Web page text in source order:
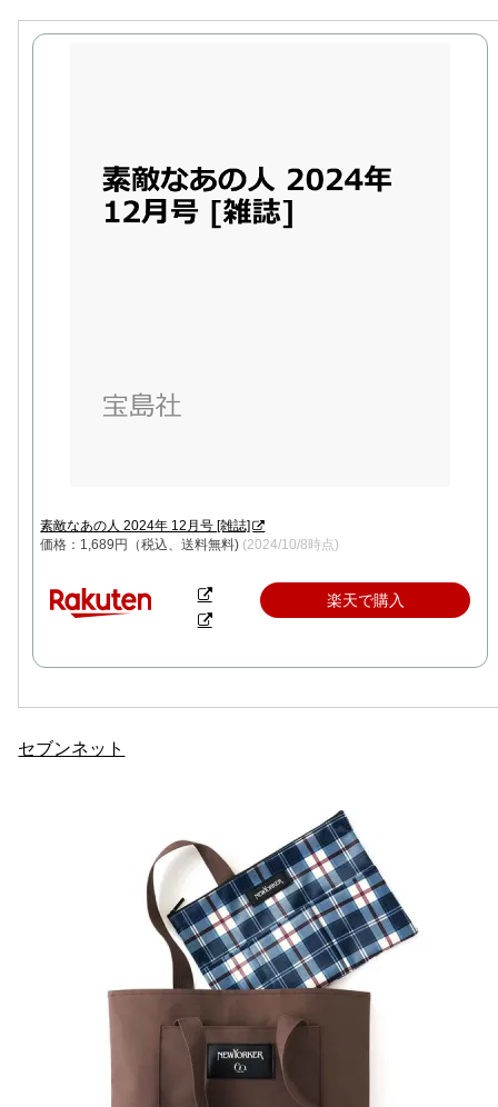
素敵なあの人 2024年 12月号 [雑誌]
価格：1,689円（税込、送料無料) (2024/10/8時点)
楽天で購入
セブンネット